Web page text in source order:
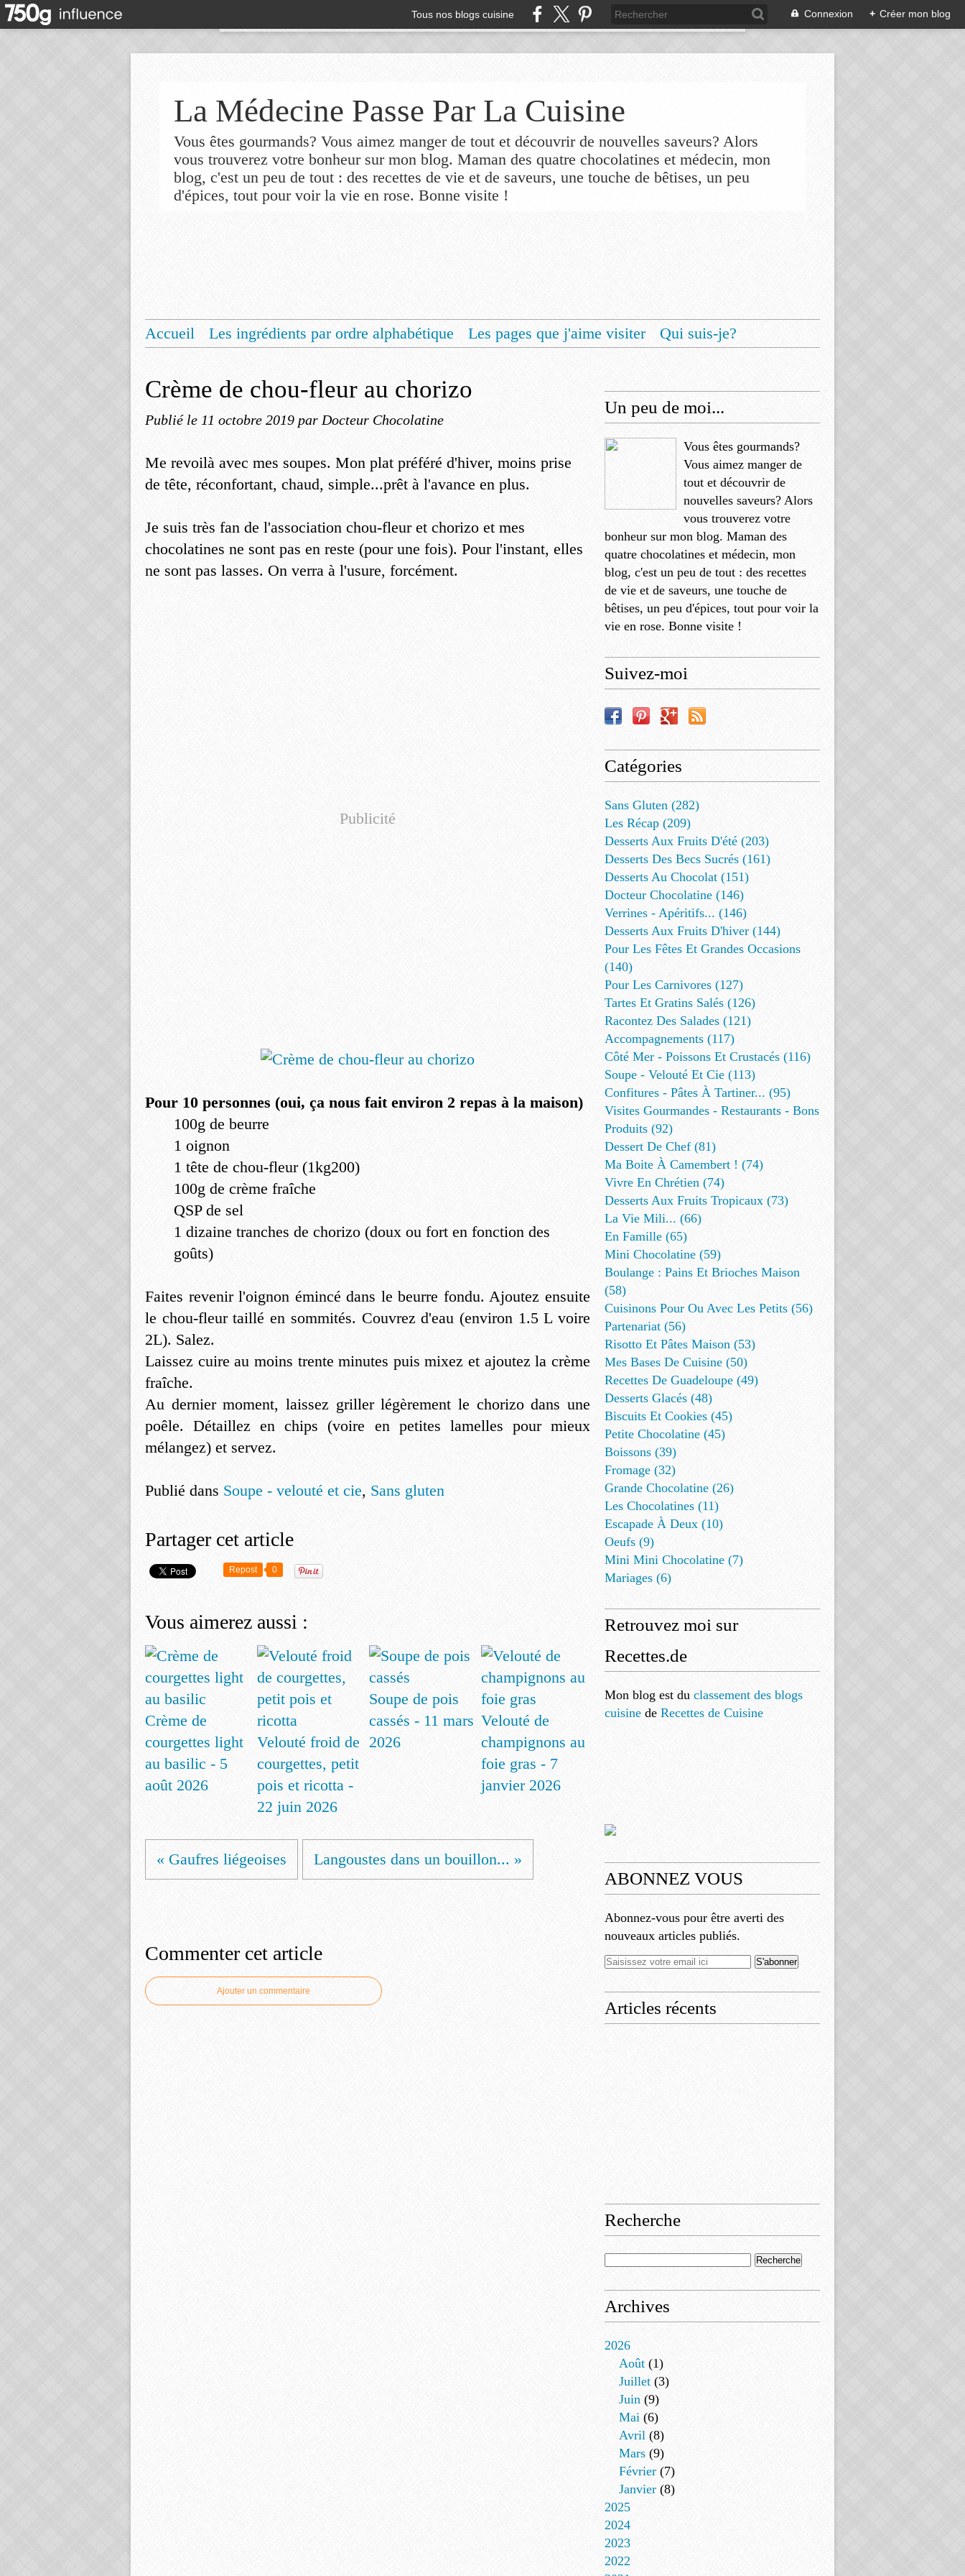
Tous nos blogs cuisine Connexion + Créer mon blog
La Médecine Passe Par La Cuisine
Vous êtes gourmands? Vous aimez manger de tout et découvrir de nouvelles saveurs? Alors
vous trouverez votre bonheur sur mon blog. Maman des quatre chocolatines et médecin, mon
blog, c'est un peu de tout : des recettes de vie et de saveurs, une touche de bêtises, un peu
d'épices, tout pour voir la vie en rose. Bonne visite !
Accueil Les ingrédients par ordre alphabétique Les pages que j'aime visiter
Qui suis-je?
Crème de chou-fleur au chorizo
Publié le 11 octobre 2019 par Docteur Chocolatine
Me revoilà avec mes soupes. Mon plat préféré d'hiver, moins prise
de tête, réconfortant, chaud, simple...prêt à l'avance en plus.
Je suis très fan de l'association chou-fleur et chorizo et mes
chocolatines ne sont pas en reste (pour une fois). Pour l'instant, elles
ne sont pas lasses. On verra à l'usure, forcément.
Publicité
Pour 10 personnes (oui, ça nous fait environ 2 repas à la maison)
100g de beurre
1 oignon
1 tête de chou-fleur (1kg200)
100g de crème fraîche
QSP de sel
1 dizaine tranches de chorizo (doux ou fort en fonction des
goûts)
Faites revenir l'oignon émincé dans le beurre fondu. Ajoutez ensuite
le chou-fleur taillé en sommités. Couvrez d'eau (environ 1.5 L voire
2L). Salez.
Laissez cuire au moins trente minutes puis mixez et ajoutez la crème
fraîche.
Au dernier moment, laissez griller légèrement le chorizo dans une
poêle. Détaillez en chips (voire en petites lamelles pour mieux
mélangez) et servez.
Publié dans Soupe - velouté et cie, Sans gluten
Partager cet article
Repost 0
Vous aimerez aussi :
Crème de
courgettes light
au basilic - 5
août 2026
Velouté froid de
courgettes, petit
pois et ricotta -
22 juin 2026
Soupe de pois
cassés - 11 mars
2026
Velouté de
champignons au
foie gras - 7
janvier 2026
« Gaufres liégeoises Langoustes dans un bouillon... »
Commenter cet article
Ajouter un commentaire
Un peu de moi...
Vous êtes gourmands?
Vous aimez manger de
tout et découvrir de
nouvelles saveurs? Alors
vous trouverez votre
bonheur sur mon blog. Maman des
quatre chocolatines et médecin, mon
blog, c'est un peu de tout : des recettes
de vie et de saveurs, une touche de
bêtises, un peu d'épices, tout pour voir la
vie en rose. Bonne visite !
Suivez-moi
Catégories
Sans Gluten (282)
Les Récap (209)
Desserts Aux Fruits D'été (203)
Desserts Des Becs Sucrés (161)
Desserts Au Chocolat (151)
Docteur Chocolatine (146)
Verrines - Apéritifs... (146)
Desserts Aux Fruits D'hiver (144)
Pour Les Fêtes Et Grandes Occasions
(140)
Pour Les Carnivores (127)
Tartes Et Gratins Salés (126)
Racontez Des Salades (121)
Accompagnements (117)
Côté Mer - Poissons Et Crustacés (116)
Soupe - Velouté Et Cie (113)
Confitures - Pâtes À Tartiner... (95)
Visites Gourmandes - Restaurants - Bons
Produits (92)
Dessert De Chef (81)
Ma Boite À Camembert ! (74)
Vivre En Chrétien (74)
Desserts Aux Fruits Tropicaux (73)
La Vie Mili... (66)
En Famille (65)
Mini Chocolatine (59)
Boulange : Pains Et Brioches Maison
(58)
Cuisinons Pour Ou Avec Les Petits (56)
Partenariat (56)
Risotto Et Pâtes Maison (53)
Mes Bases De Cuisine (50)
Recettes De Guadeloupe (49)
Desserts Glacés (48)
Biscuits Et Cookies (45)
Petite Chocolatine (45)
Boissons (39)
Fromage (32)
Grande Chocolatine (26)
Les Chocolatines (11)
Escapade À Deux (10)
Oeufs (9)
Mini Mini Chocolatine (7)
Mariages (6)
Retrouvez moi sur
Recettes.de
Mon blog est du classement des blogs
cuisine de Recettes de Cuisine
ABONNEZ VOUS
Abonnez-vous pour être averti des
nouveaux articles publiés.
Articles récents
Recherche
Archives
2026
Août (1)
Juillet (3)
Juin (9)
Mai (6)
Avril (8)
Mars (9)
Février (7)
Janvier (8)
2025
2024
2023
2022